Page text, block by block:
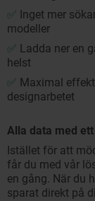
✅ Inget mer
modeller
✅ Ladda ner en
helst
✅ Maximal
designarbetet
Alla data med
Istället för att
får du med vår
en gång. När du
sparat direkt på